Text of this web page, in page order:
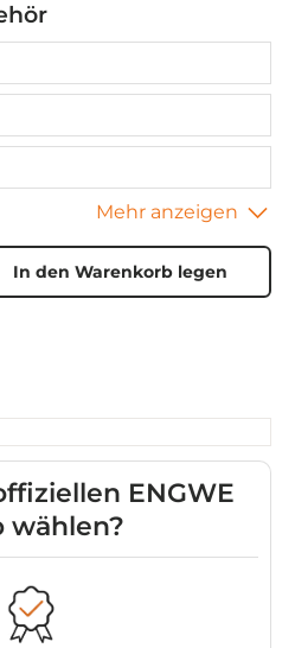
In den Warenkorb legen
ENGWE
wählen?